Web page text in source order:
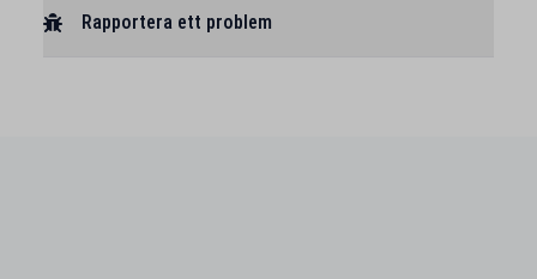
Rapportera ett problem